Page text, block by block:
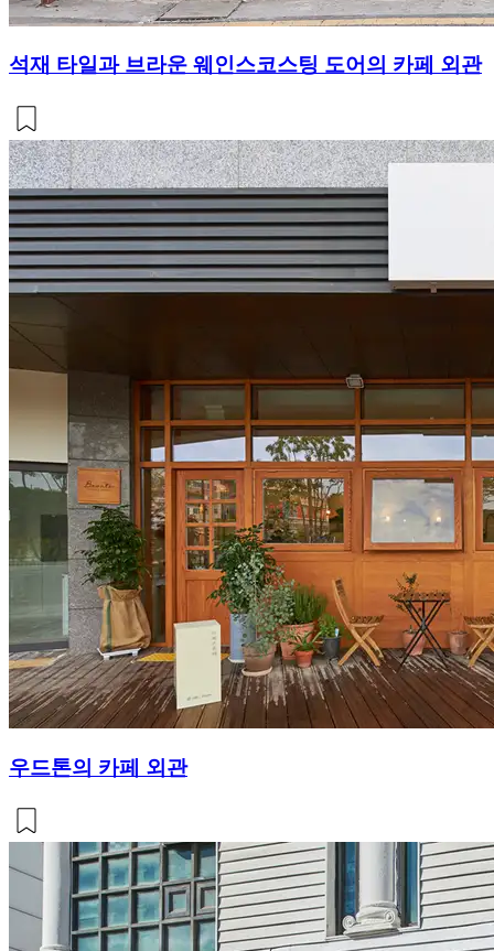
석재 타일과 브라운 웨인스코스팅 도어의 카페 외관
우드톤의 카페 외관